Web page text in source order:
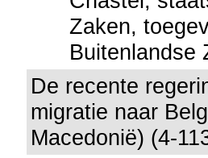
Zaken,
Buitenlandse
De recente
migratie naar
Macedonië) (4-